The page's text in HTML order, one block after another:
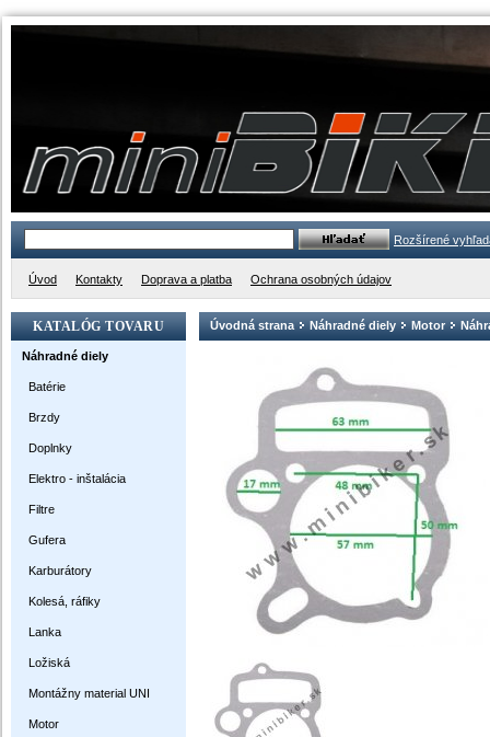
Rozšírené
Úvod Kontakty Doprava a platba Ochrana osobných údajov
KATALÓG TOVARU
Náhradné diely
Batérie
Brzdy
Doplnky
Elektro - inštalácia
Filtre
Gufera
Karburátory
Kolesá, ráfiky
Lanka
Ložiská
Montážny material UNI
Motor
Úvodná strana Náhradné diely Motor